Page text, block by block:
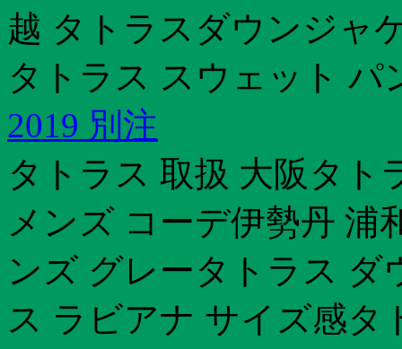
越 タトラスダウンジャ
タトラス スウェット パ
2019 別注
タトラス 取扱 大阪タト
メンズ コーデ伊勢丹 浦
ンズ グレータトラス
ス ラビアナ サイズ感タ